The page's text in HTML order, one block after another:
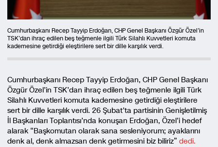
Cumhurbaşkanı Recep Tayyip Erdoğan, CHP Genel Başkanı Özgür Özel’in
TSK’dan ihraç edilen beş teğmenle ilgili Türk Silahlı Kuvvetleri komuta
kademesine getirdiği eleştirilere sert bir dille karşılık verdi.
Cumhurbaşkanı Recep Tayyip Erdoğan, CHP Genel Başkanı
Özgür Özel’in TSK’dan ihraç edilen beş teğmenle ilgili Türk
Silahlı Kuvvetleri komuta kademesine getirdiği eleştirilere
sert bir dille karşılık verdi. 26 Şubat’ta partisinin Genişletilmiş
İl Başkanları Toplantısı’nda konuşan Erdoğan, Özel’i hedef
alarak “Başkomutan olarak sana sesleniyorum; ayaklarını
denk al, denk almazsan denk getirmesini biz biliriz” dedi.